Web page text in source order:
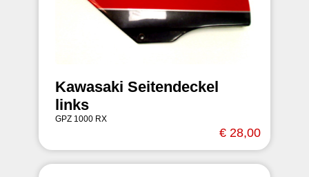
Kawasaki Seitendeckel
links
GPZ 1000 RX
€ 28,00